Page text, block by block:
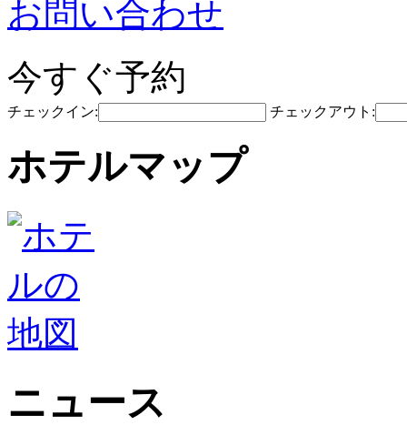
お問い合わせ
今すぐ予約
チェックイン: チェックアウト:
ホテルマップ
ニュース